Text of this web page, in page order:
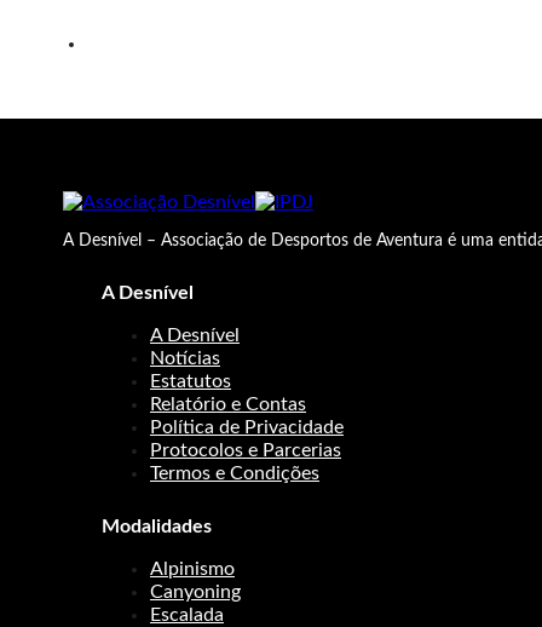
A Desnível – Associação de Desportos de Aventura é uma
A Desnível
A Desnível
Notícias
Estatutos
Relatório e Contas
Política de Privacidade
Protocolos e Parcerias
Termos e Condições
Modalidades
Alpinismo
Canyoning
Escalada